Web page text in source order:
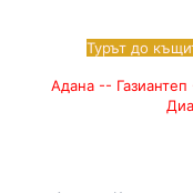
Турът до
Адана --